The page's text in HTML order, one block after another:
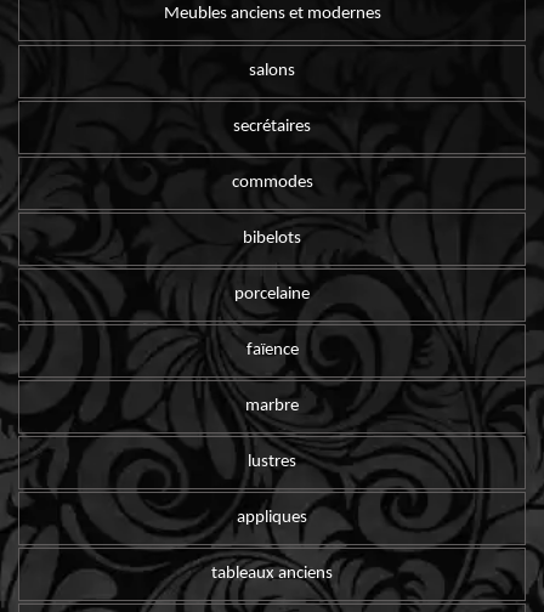
Meubles anciens et modernes
salons
secrétaires
commodes
bibelots
porcelaine
faïence
marbre
lustres
appliques
tableaux anciens